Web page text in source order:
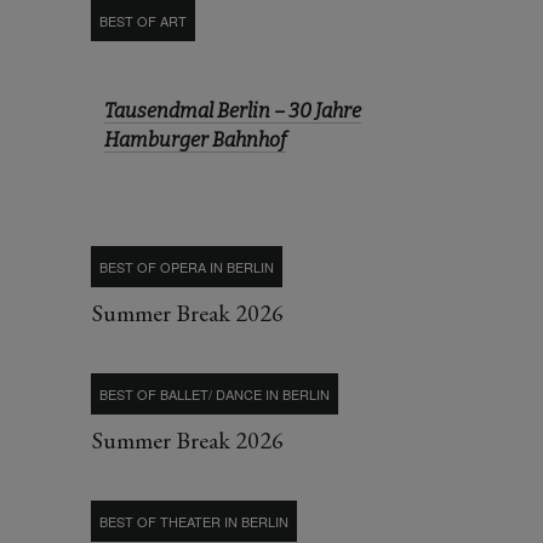
BEST OF ART
Tausendmal Berlin – 30 Jahre
Hamburger Bahnhof
BEST OF OPERA IN BERLIN
Summer Break 2026
BEST OF BALLET/ DANCE IN BERLIN
Summer Break 2026
BEST OF THEATER IN BERLIN